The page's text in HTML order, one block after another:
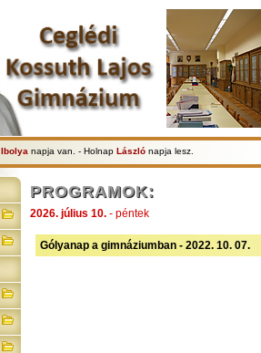
Ibolya napja van. - Holnap László napja lesz.
PROGRAMOK:
2026. július 10. - péntek
Gólyanap a gimnáziumban - 2022. 10. 07.